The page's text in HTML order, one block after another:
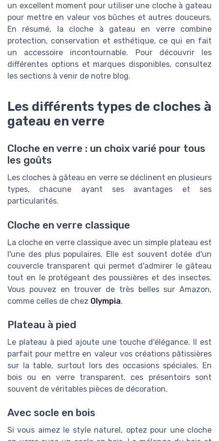
un excellent moment pour utiliser une cloche à gateau
pour mettre en valeur vos bûches et autres douceurs.
En résumé, la cloche à gateau en verre combine
protection, conservation et esthétique, ce qui en fait
un accessoire incontournable. Pour découvrir les
différentes options et marques disponibles, consultez
les sections à venir de notre blog.
Les différents types de cloches à
gateau en verre
Cloche en verre : un choix varié pour tous
les goûts
Les cloches à gâteau en verre se déclinent en plusieurs
types, chacune ayant ses avantages et ses
particularités.
Cloche en verre classique
La cloche en verre classique avec un simple plateau est
l'une des plus populaires. Elle est souvent dotée d'un
couvercle transparent qui permet d'admirer le gâteau
tout en le protégeant des poussières et des insectes.
Vous pouvez en trouver de très belles sur Amazon,
comme celles de chez Olympia.
Plateau à pied
Le plateau à pied ajoute une touche d'élégance. Il est
parfait pour mettre en valeur vos créations pâtissières
sur la table, surtout lors des occasions spéciales. En
bois ou en verre transparent, ces présentoirs sont
souvent de véritables pièces de décoration.
Avec socle en bois
Si vous aimez le style naturel, optez pour une cloche